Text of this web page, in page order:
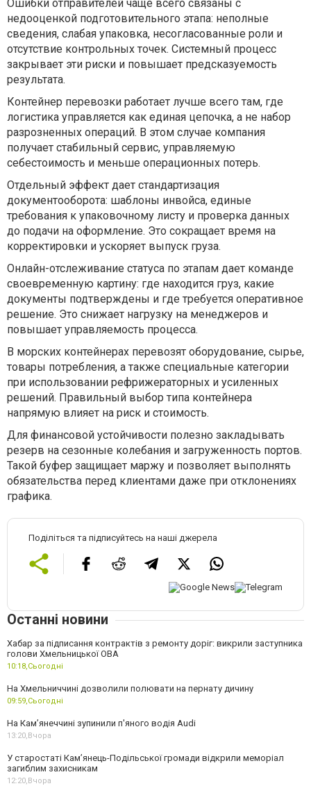
Ошибки отправителей чаще всего связаны с
недооценкой подготовительного этапа: неполные
сведения, слабая упаковка, несогласованные роли и
отсутствие контрольных точек. Системный процесс
закрывает эти риски и повышает предсказуемость
результата.
Контейнер перевозки работает лучше всего там, где
логистика управляется как единая цепочка, а не набор
разрозненных операций. В этом случае компания
получает стабильный сервис, управляемую
себестоимость и меньше операционных потерь.
Отдельный эффект дает стандартизация
документооборота: шаблоны инвойса, единые
требования к упаковочному листу и проверка данных
до подачи на оформление. Это сокращает время на
корректировки и ускоряет выпуск груза.
Онлайн-отслеживание статуса по этапам дает команде
своевременную картину: где находится груз, какие
документы подтверждены и где требуется оперативное
решение. Это снижает нагрузку на менеджеров и
повышает управляемость процесса.
В морских контейнерах перевозят оборудование, сырье,
товары потребления, а также специальные категории
при использовании рефрижераторных и усиленных
решений. Правильный выбор типа контейнера
напрямую влияет на риск и стоимость.
Для финансовой устойчивости полезно закладывать
резерв на сезонные колебания и загруженность портов.
Такой буфер защищает маржу и позволяет выполнять
обязательства перед клиентами даже при отклонениях
графика.
Поділіться та підписуйтесь на наші джерела
Останні новини
Хабар за підписання контрактів з ремонту доріг: викрили заступника
голови Хмельницької ОВА
10:18,Сьогодні
На Хмельниччині дозволили полювати на пернату дичину
09:59,Сьогодні
На Камʼянеччині зупинили п'яного водія Audi
13:20,Вчора
У старостаті Кам’янець-Подільської громади відкрили меморіал
загиблим захисникам
12:20,Вчора